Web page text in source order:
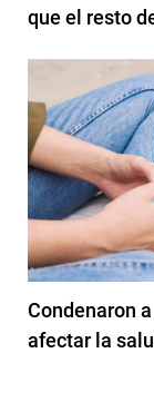
que el resto
Condenaron
afectar la